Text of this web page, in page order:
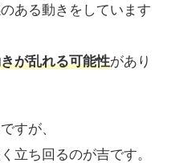
ある動きをしています
が乱れる可能性があり
すが、
立ち回るのが吉です。